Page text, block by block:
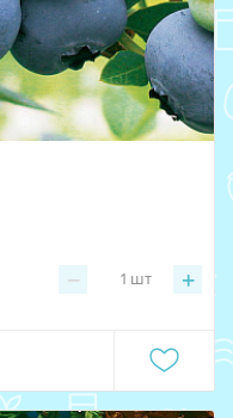
− +
1 шт